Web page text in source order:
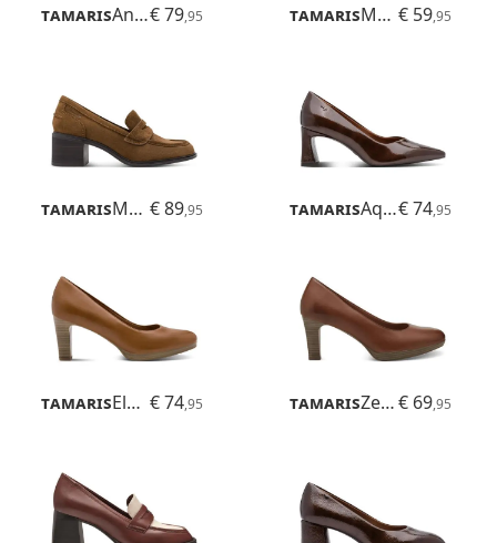
Tamaris Angatha€ 79,95 Tamaris Marilu € 59,95
Tamaris Marbella € 89,95 Tamaris Aquila€ 74,95
Tamaris Elenia € 74,95 Tamaris Zealot€ 69,95